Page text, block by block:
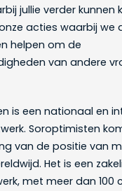
jullie verder kunnen
acties waarbij we
helpen om de
van andere
is een nationaal en
Soroptimisten
van de positie van
Het is een
met meer dan 100